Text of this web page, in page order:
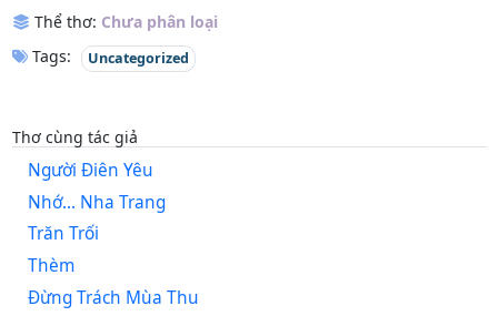
Thể thơ: Chưa phân loại
Tags:
Uncategorized
Thơ cùng tác giả
Người Điên Yêu
Nhớ... Nha Trang
Trăn Trối
Thèm
Đừng Trách Mùa Thu